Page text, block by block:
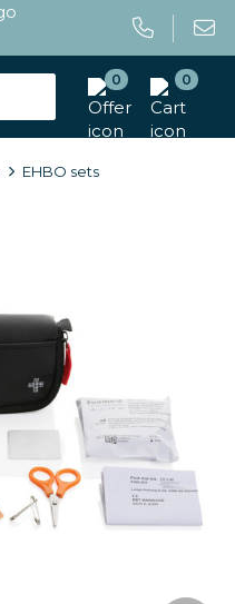
0 0
EHBO sets